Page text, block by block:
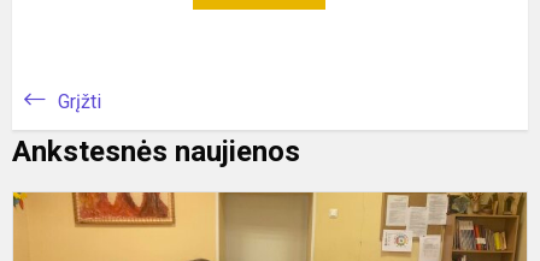
Grįžti
Ankstesnės naujienos